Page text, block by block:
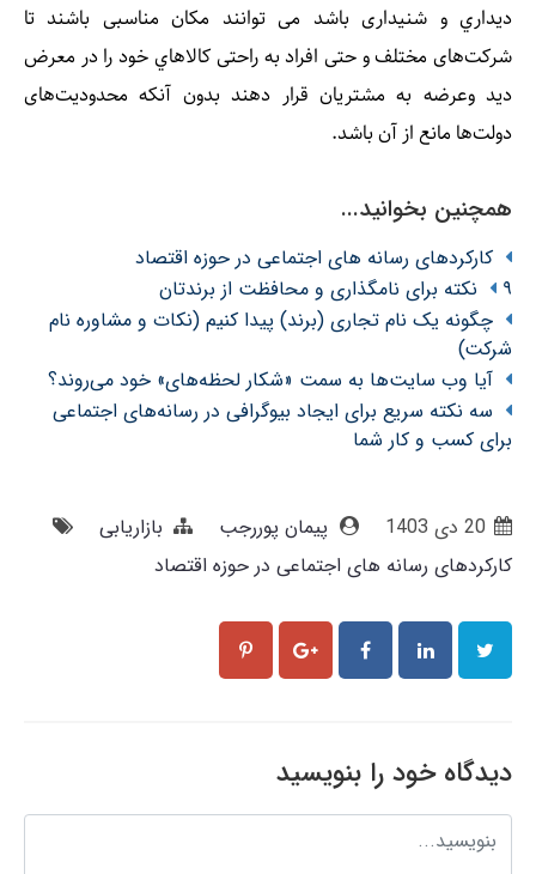
ديداري و شنيداری باشد می توانند مكان مناسبی باشند تا
شركت‌های مختلف و حتی افراد به راحتی كالاهاي خود را در معرض
ديد وعرضه به مشتريان قرار دهند بدون آنكه محدوديت‌های
دولت‌ها مانع از آن باشد.
همچنین بخوانید...
کارکردهای رسانه های اجتماعی در حوزه اقتصاد
چگونه یک نام تجاری (برند) پیدا کنیم (نکات و مشاوره نام
شرکت)
آیا وب سایت‌ها به سمت «شکار لحظه‌های» خود می‌روند؟
سه نکته سریع برای ایجاد بیوگرافی در رسانه‌های اجتماعی
برای کسب و کار شما
20 دی 1403 پیمان پوررجب
بازاریابی
کارکردهای رسانه های اجتماعی در حوزه اقتصاد
دیدگاه خود را بنویسید